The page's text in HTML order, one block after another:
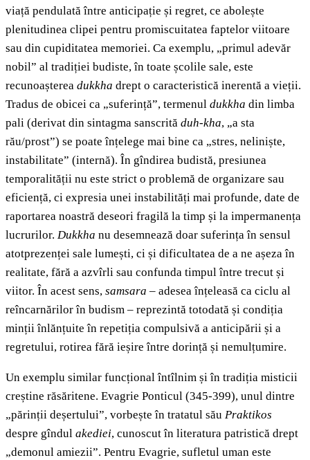
viață pendulată între anticipație și regret, ce abolește
plenitudinea clipei pentru promiscuitatea faptelor viitoare
sau din cupiditatea memoriei. Ca exemplu, „primul adevăr
nobil” al tradiției budiste, în toate școlile sale, este
recunoașterea dukkha drept o caracteristică inerentă a vieții.
Tradus de obicei ca „suferință”, termenul dukkha din limba
pali (derivat din sintagma sanscrită duh-kha, „a sta
rău/prost”) se poate înțelege mai bine ca „stres, neliniște,
instabilitate” (internă). În gîndirea budistă, presiunea
temporalității nu este strict o problemă de organizare sau
eficiență, ci expresia unei instabilități mai profunde, date de
raportarea noastră deseori fragilă la timp și la impermanența
lucrurilor. Dukkha nu desemnează doar suferința în sensul
atotprezenței sale lumești, ci și dificultatea de a ne așeza în
realitate, fără a azvîrli sau confunda timpul între trecut și
viitor. În acest sens, samsara – adesea înțeleasă ca ciclu al
reîncarnărilor în budism – reprezintă totodată și condiția
minții înlănțuite în repetiția compulsivă a anticipării și a
regretului, rotirea fără ieșire între dorință și nemulțumire.
Un exemplu similar funcțional întîlnim și în tradiția misticii
creștine răsăritene. Evagrie Ponticul (345-399), unul dintre
„părinții deșertului”, vorbește în tratatul său Praktikos
despre gîndul akediei, cunoscut în literatura patristică drept
„demonul amiezii”. Pentru Evagrie, sufletul uman este